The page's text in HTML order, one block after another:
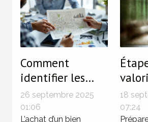
Comment
identifier les
zones à risque
avant d'acheter
26 septembre 2025
01:06
L’achat d’un bien
18
07:24